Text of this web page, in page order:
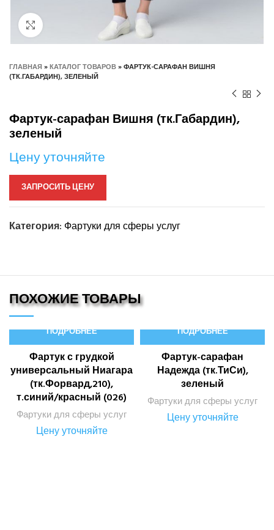
Нажмите, чтобы увеличить
ГЛАВНАЯ»КАТАЛОГ ТОВАРОВ»ФАРТУК-САРАФАН ВИШНЯ
(ТК.ГАБАРДИН), ЗЕЛЕНЫЙ
Фартук-сарафан Вишня (тк.Габардин),
зеленый
Цену уточняйте
ЗАПРОСИТЬ ЦЕНУ
Категория: Фартуки для сферы услуг
ПОХОЖИЕ ТОВАРЫ
ПОДРОБНЕЕ
Фартук с грудкой
универсальный Ниагара
(тк.Форвард,210),
т.синий/красный (026)
Фартуки для сферы услуг
Цену уточняйте
ПОДРОБНЕЕ
Фартук-сарафан
Надежда (тк.ТиСи),
зеленый
Фартуки для сферы услуг
Цену уточняйте